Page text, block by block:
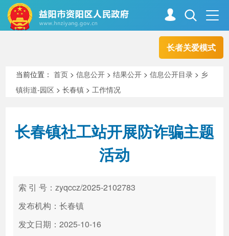
长者关爱模式
走进资阳
新闻中心 解读回应
政务服务
高效办成一件事
当前位置：首页 >信息公开 >结果公开 >信息公开目录 > 乡
镇街道-园区 >长春镇 >工作情况
长春镇社工站开展防诈骗主题
活动
索 引 号：zyqccz/2025-2102783
发布机构：长春镇
发文日期：2025-10-16